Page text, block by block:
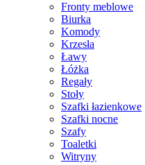
Fronty meblowe
Biurka
Komody
Krzesła
Ławy
Łóżka
Regały
Stoły
Szafki łazienkowe
Szafki nocne
Szafy
Toaletki
Witryny